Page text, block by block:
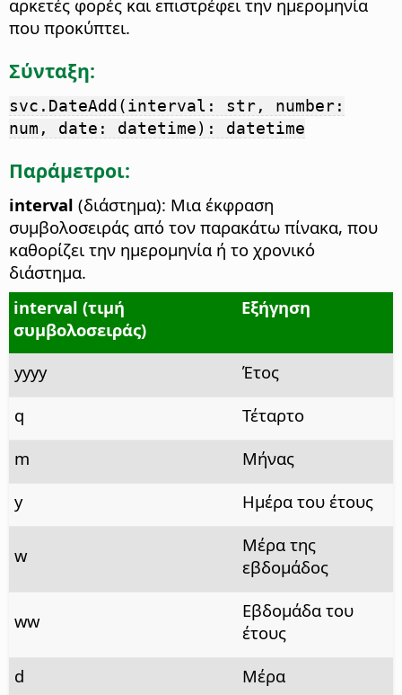
αρκετές φορές και επιστρέφει την ημερομηνία
που προκύπτει.
Σύνταξη:
svc.DateAdd(interval: str, number:
num, date: datetime): datetime
Παράμετροι:
interval (διάστημα): Μια έκφραση
συμβολοσειράς από τον παρακάτω πίνακα, που
καθορίζει την ημερομηνία ή το χρονικό
διάστημα.
interval (τιμή
συμβολοσειράς)
Εξήγηση
yyyy
Έτος
q
Τέταρτο
m
Μήνας
y
Ημέρα του έτους
w
Μέρα της
εβδομάδος
ww
Εβδομάδα του
έτους
d
Μέρα